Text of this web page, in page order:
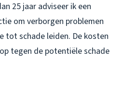
25 jaar adviseer ik een
om verborgen problemen
tot schade leiden. De kosten
tegen de potentiële schade